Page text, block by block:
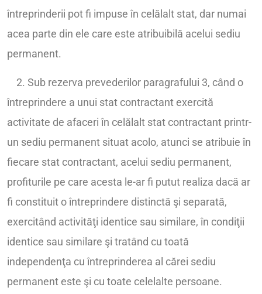
întreprinderii pot fi impuse în celălalt stat, dar numai
acea parte din ele care este atribuibilă acelui sediu
permanent.
2. Sub rezerva prevederilor paragrafului 3, când o
întreprindere a unui stat contractant exercită
activitate de afaceri în celălalt stat contractant printr-
un sediu permanent situat acolo, atunci se atribuie în
fiecare stat contractant, acelui sediu permanent,
profiturile pe care acesta le-ar fi putut realiza dacă ar
fi constituit o întreprindere distinctă şi separată,
exercitând activităţi identice sau similare, în condiţii
identice sau similare şi tratând cu toată
independenţa cu întreprinderea al cărei sediu
permanent este şi cu toate celelalte persoane.